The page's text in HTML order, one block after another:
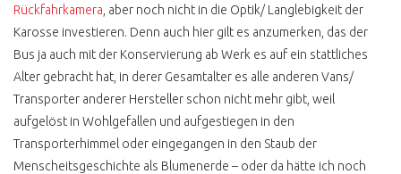
DIESELFAHRVERBOT
UMWELTPRÄMIE
VOLKSWAGEN
VW BUS KM STAND
VW BUS
DIEBSTAHLSICHERUNG
Rückfahrkamera , aber noch nicht in die Optik/ Langlebigkeit der
Karosse investieren. Denn auch hier gilt es anzumerken, das der
Bus ja auch mit der Konservierung ab Werk es auf ein stattliches
Alter gebracht hat, in derer Gesamtalter es alle anderen Vans/
Transporter anderer Hersteller schon nicht mehr gibt, weil
aufgelöst in Wohlgefallen und aufgestiegen in den
Transporterhimmel oder eingegangen in den Staub der
Menscheitsgeschichte als Blumenerde – oder da hätte ich noch